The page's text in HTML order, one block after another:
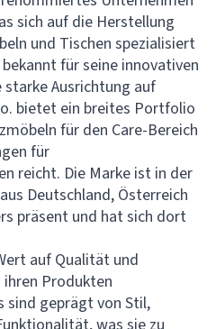
sich auf die Herstellung
und Tischen spezialisiert
für seine innovativen
starke Ausrichtung auf
bietet ein breites Portfolio
für den Care-Bereich
für
reicht. Die Marke ist in der
Deutschland, Österreich
präsent und hat sich dort
auf Qualität und
Produkten
sind geprägt von Stil,